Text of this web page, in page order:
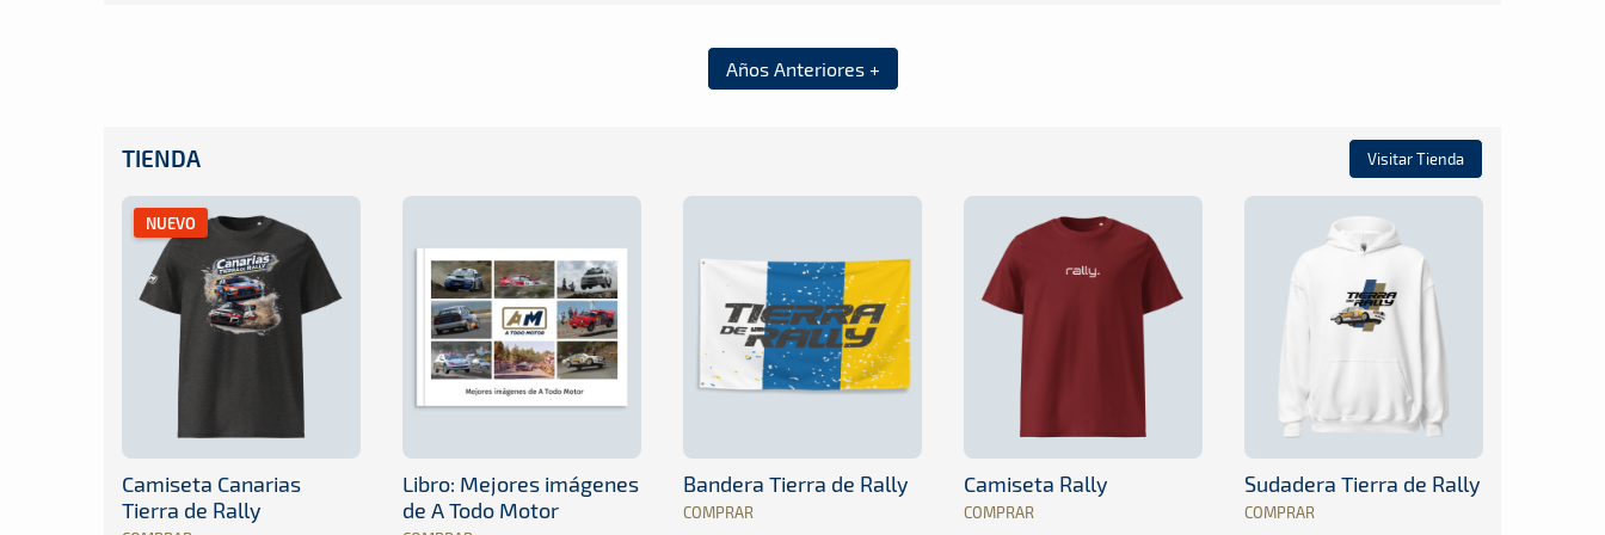
Años Anteriores +
TIENDA Visitar Tienda
NUEVO
Camiseta Canarias
Tierra de Rally
Libro: Mejores imágenes
de A Todo Motor
Bandera Tierra de Rally
COMPRAR
Camiseta Rally
COMPRAR
Sudadera Tierra de Rally
COMPRAR